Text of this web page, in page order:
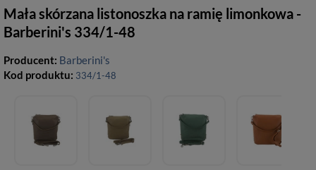
Mała skórzana listonoszka na ramię limonkowa -
Barberini's 334/1-48
Producent: Barberini's
Kod produktu: 334/1-48